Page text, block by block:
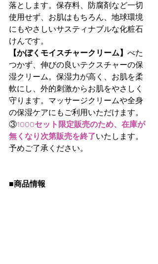
落とします。保存料、防腐剤など一切
使用せず、お肌はもちろん、地球環境
にもやさしいサスティナブルな化粧石
けんです。
【かぼくモイスチャークリーム】 べた
つかず、伸びの良いテクスチャーの保
湿クリーム。保湿力が高く、お肌を柔
軟にし、外的刺激からお肌をやさしく
守ります。マッサージクリームや全身
の保湿ケアにもご利用いただけます。
③1000セット限定販売のため、在庫が
無くなり次第販売を終了いたします。
予めご了承ください。
■商品情報